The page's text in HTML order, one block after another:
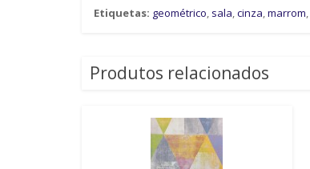
Etiquetas: geométrico, sala,cinza,marrom,
Produtos relacionados